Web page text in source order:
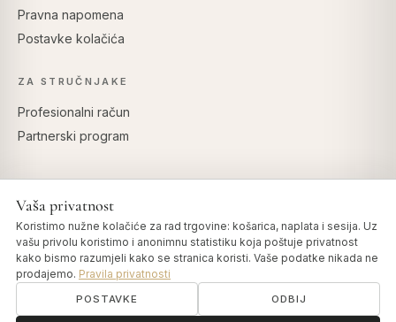
Pravna napomena
Postavke kolačića
ZA STRUČNJAKE
Profesionalni račun
Partnerski program
Vaša privatnost
Koristimo nužne kolačiće za rad trgovine: košarica, naplata i sesija. Uz
vašu privolu koristimo i anonimnu statistiku koja poštuje privatnost
kako bismo razumjeli kako se stranica koristi. Vaše podatke nikada ne
prodajemo. Pravila privatnosti
POSTAVKE ODBIJ